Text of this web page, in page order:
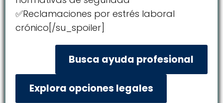
✅Reclamaciones por estrés laboral
crónico[/su_spoiler]
Busca ayuda profesional
Explora opciones legales